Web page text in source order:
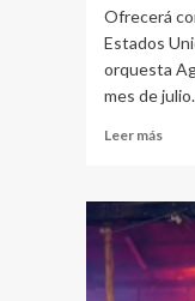
Ofrecerá
Estados
orquesta
mes de
Leer más
40